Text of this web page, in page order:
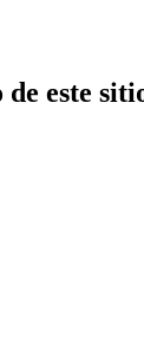
este